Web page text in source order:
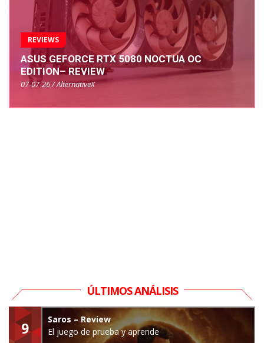
REVIEWS
ASUS GEFORCE RTX 5080 NOCTUA OC
EDITION– REVIEW
07-07-26 / AlternativeX
ÚLTIMOS ANÁLISIS
9
Saros – Review
El juego de prueba y aprende